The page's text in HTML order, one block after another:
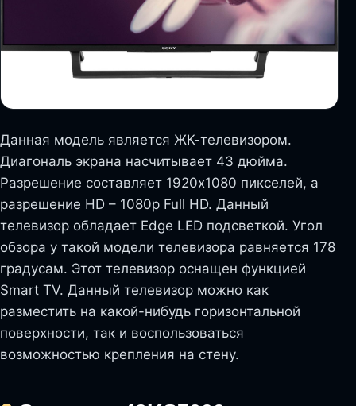
Данная модель является ЖК-телевизором.
Диагональ экрана насчитывает 43 дюйма.
Разрешение составляет 1920х1080 пикселей, а
разрешение HD – 1080p Full HD. Данный
телевизор обладает Edge LED подсветкой. Угол
обзора у такой модели телевизора равняется 178
градусам. Этот телевизор оснащен функцией
Smart TV. Данный телевизор можно как
разместить на какой-нибудь горизонтальной
поверхности, так и воспользоваться
возможностью крепления на стену.